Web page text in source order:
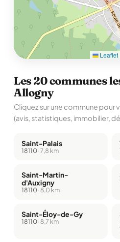
Leaflet
Les 20 communes
Allogny
Cliquez sur une commune pour
(avis, statistiques, immobilier,
Saint-Palais
18110· 7,8 km
Saint-Martin-
d'Auxigny
18110· 8,0 km
Saint-Éloy-de-Gy
18110· 8,7 km